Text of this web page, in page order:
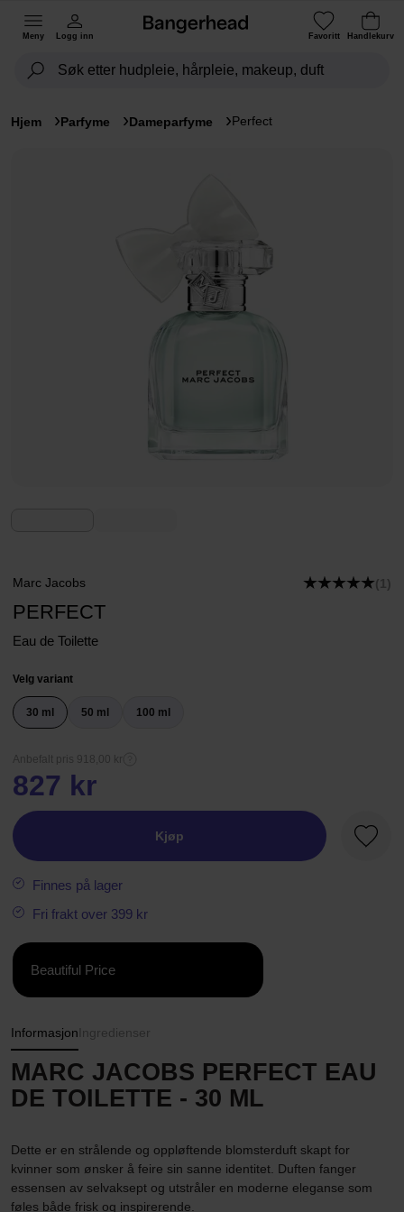
Meny Logg inn Favoritt Handlekurv
Hjem Parfyme Dameparfyme Perfect
Marc Jacobs (1)
PERFECT
Eau de Toilette
Velg variant
30 ml 50 ml 100 ml
Anbefalt pris 918,00 kr
827 kr
Kjøp
Finnes på lager
Fri frakt over 399 kr
Beautiful Price
Informasjon Ingredienser
MARC JACOBS PERFECT EAU
DE TOILETTE - 30 ML
Dette er en strålende og oppløftende blomsterduft skapt for
kvinner som ønsker å feire sin sanne identitet. Duften fanger
essensen av selvaksept og utstråler en moderne eleganse som
føles både frisk og inspirerende.